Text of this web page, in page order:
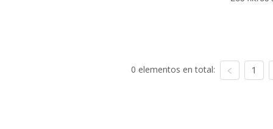
0 elementos en total: 1